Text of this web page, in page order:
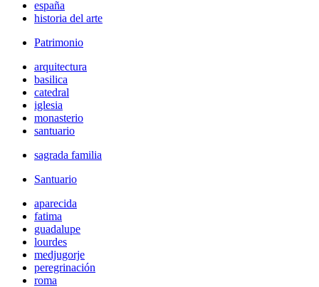
españa
historia del arte
Patrimonio
arquitectura
basilica
catedral
iglesia
monasterio
santuario
sagrada familia
Santuario
aparecida
fatima
guadalupe
lourdes
medjugorje
peregrinación
roma